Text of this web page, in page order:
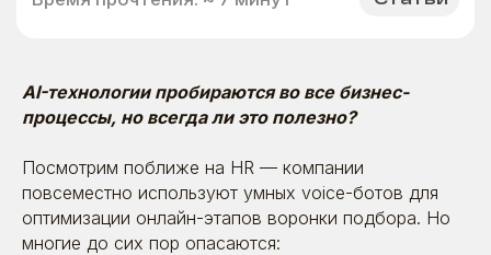
AI-технологии пробираются во все бизнес-
процессы, но всегда ли это полезно?
Посмотрим поближе на HR — компании
повсеместно используют умных voice-ботов для
оптимизации онлайн-этапов воронки подбора. Но
многие до сих пор опасаются: